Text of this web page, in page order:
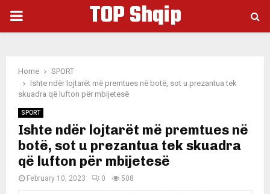
PRIMARY
TOP Shqip
Home
SPORT
Ishte ndër lojtarët më premtues në botë, sot u prezantua tek
skuadra që lufton për mbijetesë
SPORT
Ishte ndër lojtarët më premtues në
botë, sot u prezantua tek skuadra
që lufton për mbijetesë
February 10, 2023 0 508